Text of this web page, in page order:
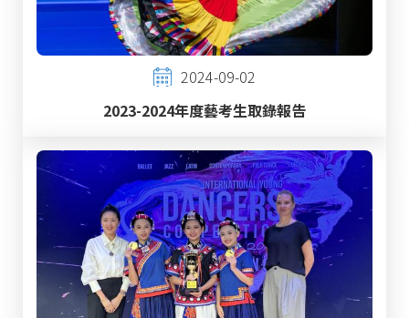
2024-09-02
2023-2024年度藝考生取錄報告